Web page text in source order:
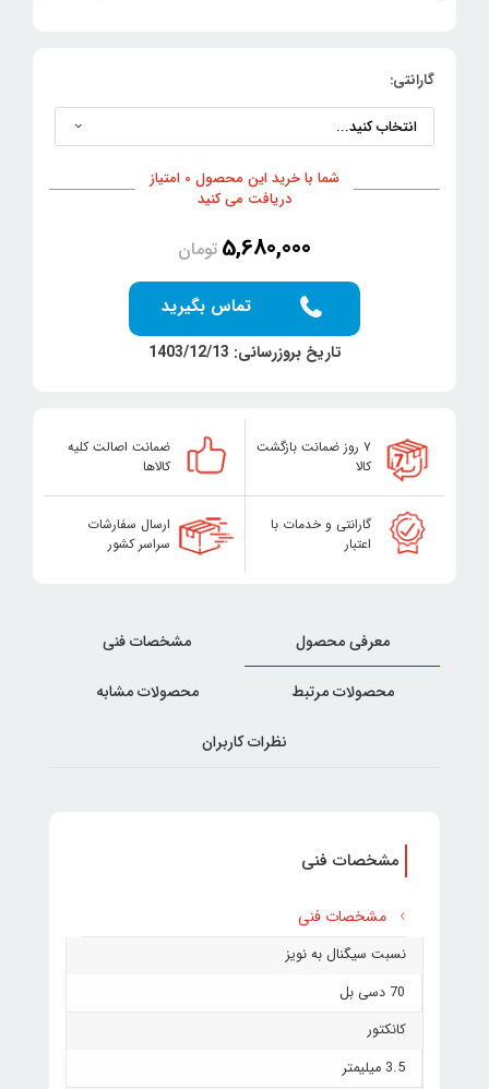
گارانتی:
شما با خرید این محصول 0 امتیاز
دریافت می کنید
5,680,000 تومان
تماس بگیرید
تاریخ بروزرسانی: 1403/12/13
۷ روز ضمانت بازگشت
کالا
ضمانت اصالت کلیه
کالاها
گارانتی و خدمات با
اعتبار
ارسال سفارشات
سراسر کشور
معرفی محصول مشخصات فنی
محصولات مرتبط محصولات مشابه
نظرات کاربران
مشخصات فنی
مشخصات فنی
نسبت سیگنال به نویز
70 دسی بل
کانکتور
3.5 میلیمتر